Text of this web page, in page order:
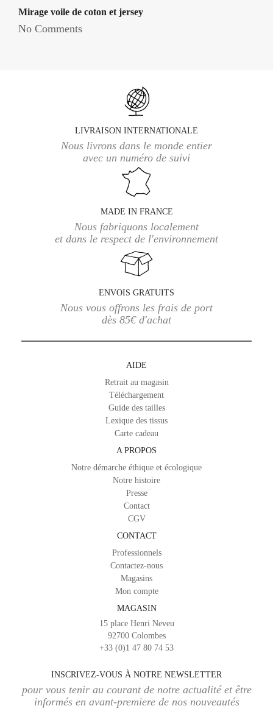
Mirage voile de coton et jersey
No Comments
LIVRAISON INTERNATIONALE
Nous livrons dans le monde entier
avec un numéro de suivi
MADE IN FRANCE
Nous fabriquons localement
et dans le respect de l'environnement
ENVOIS GRATUITS
Nous vous offrons les frais de port
dès 85€ d'achat
AIDE
Retrait au magasin
Téléchargement
Guide des tailles
Lexique des tissus
Carte cadeau
A PROPOS
Notre démarche éthique et écologique
Notre histoire
Presse
Contact
CGV
CONTACT
Professionnels
Contactez-nous
Magasins
Mon compte
MAGASIN
15 place Henri Neveu
92700 Colombes
+33 (0)1 47 80 74 53
INSCRIVEZ-VOUS À NOTRE NEWSLETTER
pour vous tenir au courant de notre actualité et être
informés en avant-premiere de nos nouveautés